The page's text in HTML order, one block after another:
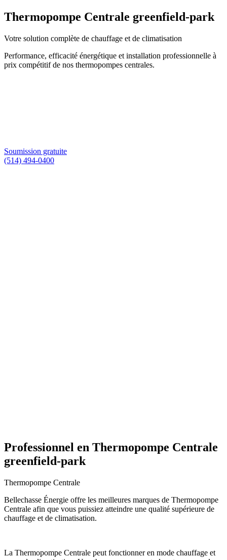
Thermopompe Centrale greenfield-park
Votre solution complète de chauffage et de climatisation
Performance, efficacité énergétique et installation professionnelle à
prix compétitif de nos thermopompes centrales.
Soumission gratuite
(514) 494-0400
Professionnel en Thermopompe Centrale
greenfield-park
Thermopompe Centrale
Bellechasse Énergie offre les meilleures marques de Thermopompe
Centrale afin que vous puissiez atteindre une qualité supérieure de
chauffage et de climatisation.
La Thermopompe Centrale peut fonctionner en mode chauffage et